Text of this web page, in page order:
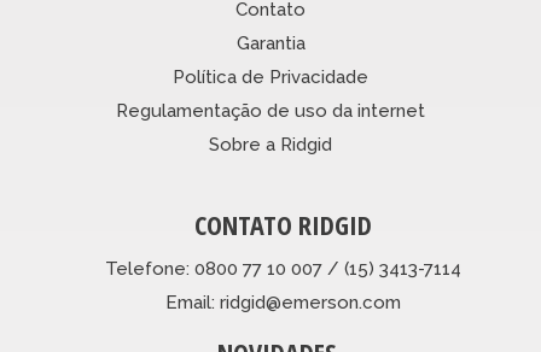
Contato
Garantia
Política de Privacidade
Regulamentação de uso da internet
Sobre a Ridgid
CONTATO RIDGID
Telefone: 0800 77 10 007 / (15) 3413-7114
Email: ridgid@emerson.com